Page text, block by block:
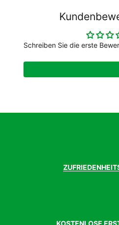
Erwachsene
Artikelmarke
Craft
Geschlecht
Damen
Schreiben Sie die erste